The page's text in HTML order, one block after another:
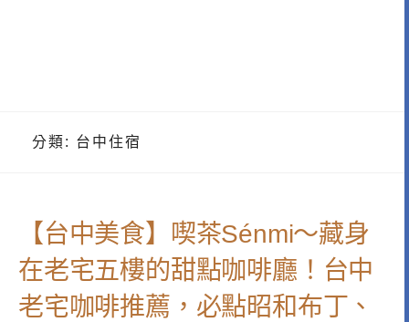
分類: 台中住宿
【台中美食】喫茶Sénmi～藏身
在老宅五樓的甜點咖啡廳！台中
老宅咖啡推薦，必點昭和布丁、